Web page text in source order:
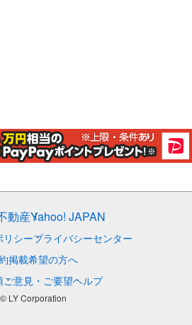
動産Yahoo! JAPAN
リシープライバシーセンター
掲載希望の方へ
ご意見・ご要望ヘルプ
© LY Corporation